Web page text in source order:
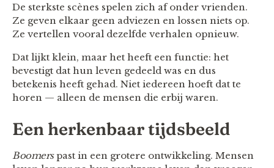
De sterkste scènes spelen zich af onder vrienden.
Ze geven elkaar geen adviezen en lossen niets op.
Ze vertellen vooral dezelfde verhalen opnieuw.
Dat lijkt klein, maar het heeft een functie: het
bevestigt dat hun leven gedeeld was en dus
betekenis heeft gehad. Niet iedereen hoeft dat te
horen — alleen de mensen die erbij waren.
Een herkenbaar tijdsbeeld
Boomerspast in een grotere ontwikkeling. Mensen